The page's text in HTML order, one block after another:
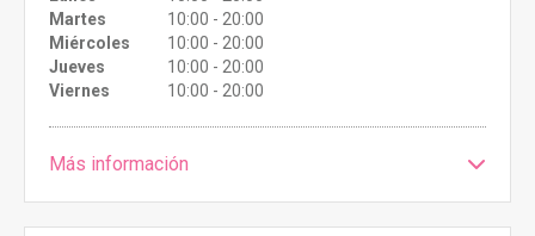
Martes
10:00 - 20:00
Miércoles
10:00 - 20:00
Jueves
10:00 - 20:00
Viernes
10:00 - 20:00
Más información